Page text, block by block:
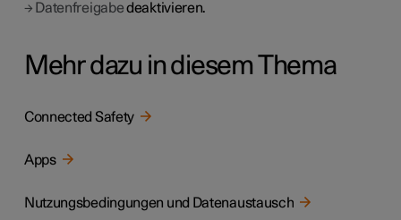
→ Datenfreigabedeaktivieren.
Mehr dazu in diesem Thema
Connected Safety
Apps
Nutzungsbedingungen und Datenaustausch